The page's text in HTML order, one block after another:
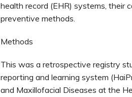
health record (EHR) systems, their
preventive methods.
Methods
This was a retrospective registry
reporting and learning system
and Maxillofacial Diseases at the